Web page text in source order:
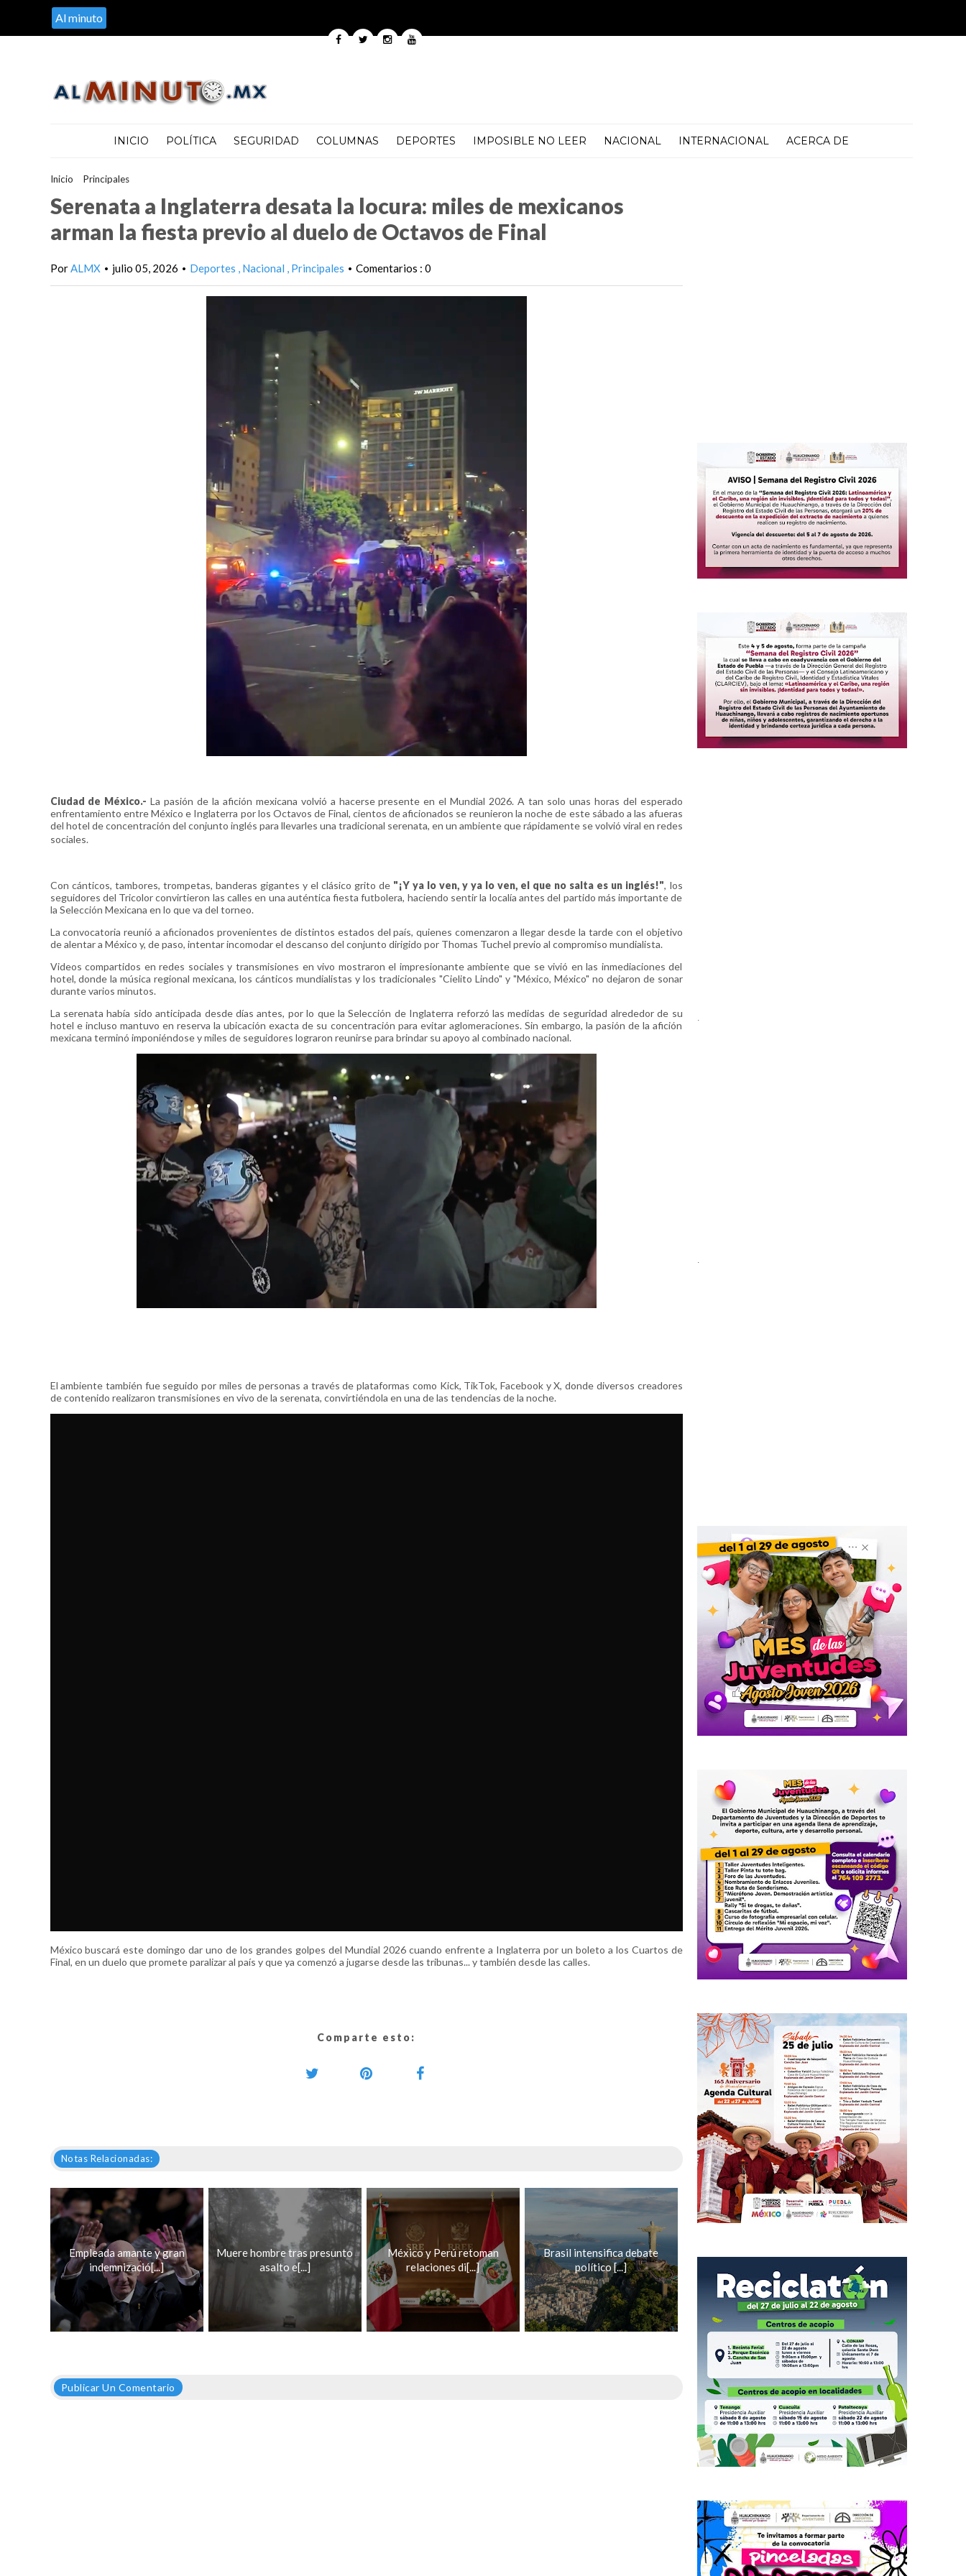
Al minuto
INICIO POLÍTICA SEGURIDAD COLUMNAS DEPORTES IMPOSIBLE NO LEER NACIONAL INTERNACIONAL ACERCA DE
Inicio Principales>
Serenata a Inglaterra desata la locura: miles de mexicanos
arman la fiesta previo al duelo de Octavos de Final
PorALMX • julio 05, 2026 • Deportes Nacional Principales • Comentarios : 0
Ciudad de México.- La pasión de la afición mexicana volvió a hacerse presente en el Mundial 2026. A tan solo unas horas del esperado
enfrentamiento entre México e Inglaterra por los Octavos de Final, cientos de aficionados se reunieron la noche de este sábado a las afueras
del hotel de concentración del conjunto inglés para llevarles una tradicional serenata, en un ambiente que rápidamente se volvió viral en redes
sociales.
Con cánticos, tambores, trompetas, banderas gigantes y el clásico grito de "¡Y ya lo ven, y ya lo ven, el que no salta es un inglés!", los
seguidores del Tricolor convirtieron las calles en una auténtica fiesta futbolera, haciendo sentir la localía antes del partido más importante de
la Selección Mexicana en lo que va del torneo.
La convocatoria reunió a aficionados provenientes de distintos estados del país, quienes comenzaron a llegar desde la tarde con el objetivo
de alentar a México y, de paso, intentar incomodar el descanso del conjunto dirigido por Thomas Tuchel previo al compromiso mundialista.
Videos compartidos en redes sociales y transmisiones en vivo mostraron el impresionante ambiente que se vivió en las inmediaciones del
hotel, donde la música regional mexicana, los cánticos mundialistas y los tradicionales "Cielito Lindo" y "México, México" no dejaron de sonar
durante varios minutos.
La serenata había sido anticipada desde días antes, por lo que la Selección de Inglaterra reforzó las medidas de seguridad alrededor de su
hotel e incluso mantuvo en reserva la ubicación exacta de su concentración para evitar aglomeraciones. Sin embargo, la pasión de la afición
mexicana terminó imponiéndose y miles de seguidores lograron reunirse para brindar su apoyo al combinado nacional.
El ambiente también fue seguido por miles de personas a través de plataformas como Kick, TikTok, Facebook y X, donde diversos creadores
de contenido realizaron transmisiones en vivo de la serenata, convirtiéndola en una de las tendencias de la noche.
México buscará este domingo dar uno de los grandes golpes del Mundial 2026 cuando enfrente a Inglaterra por un boleto a los Cuartos de
Final, en un duelo que promete paralizar al país y que ya comenzó a jugarse desde las tribunas... y también desde las calles.
Comparte esto:
Notas Relacionadas:
Empleada amante y gran
indemnizació[...]
Muere hombre tras presunto
asalto e[...]
México y Perú retoman
relaciones di[...]
Brasil intensifica debate
político [...]
Publicar Un Comentario
.
.